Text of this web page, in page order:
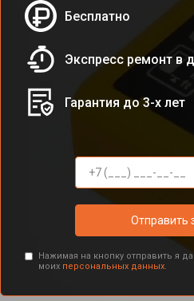
Бесплатно
Экспресс ремонт в
Гарантия до 3-х лет
Отправить
Нажимая на кнопку отправить я
моих персональных данных.